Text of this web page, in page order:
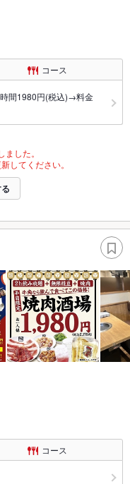
コース
間1980円(税込)→料金
した。
してください。
コース